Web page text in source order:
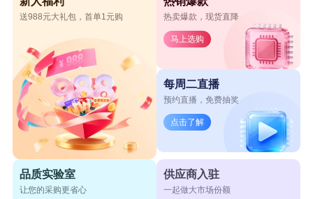
送988元大礼包，首单1元购 热卖爆款，现货直降
马上选购
每周二直播
预约直播，免费抽奖
点击了解
品质实验室
让您的采购更省心
供应商入驻
一起做大市场份额